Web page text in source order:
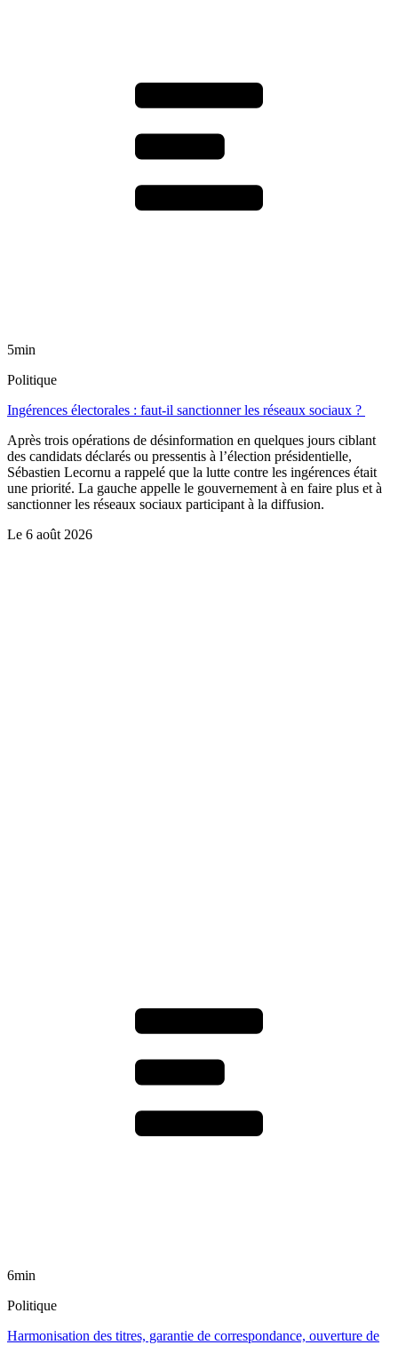
5min
Politique
Ingérences électorales : faut-il sanctionner les réseaux sociaux ?
Après trois opérations de désinformation en quelques jours ciblant
des candidats déclarés ou pressentis à l’élection présidentielle,
Sébastien Lecornu a rappelé que la lutte contre les ingérences était
une priorité. La gauche appelle le gouvernement à en faire plus et à
sanctionner les réseaux sociaux participant à la diffusion.
Le 6 août 2026
6min
Politique
Harmonisation des titres, garantie de correspondance, ouverture de